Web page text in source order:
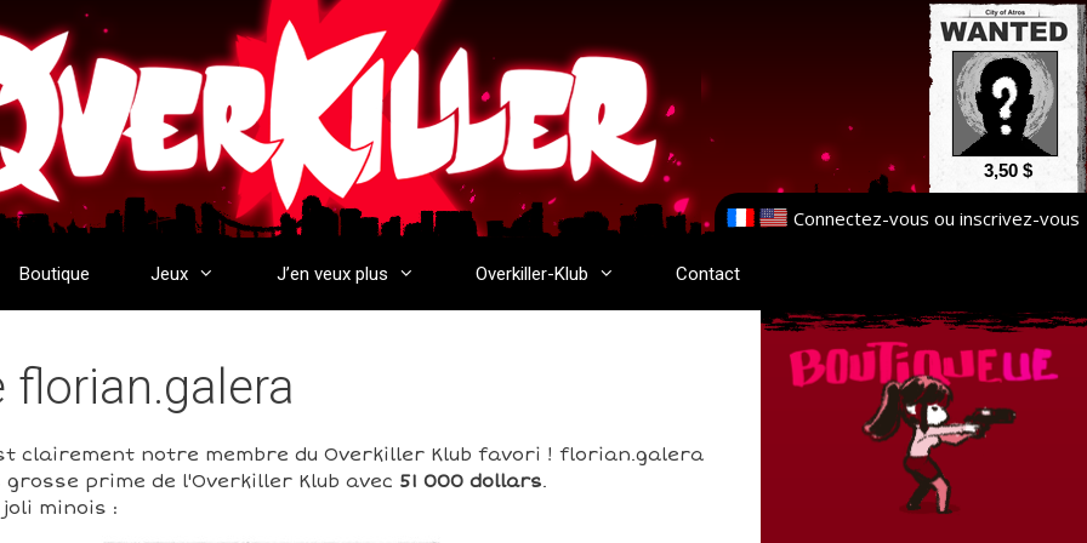
3,50 $
Connectez-vous ou inscrivez-vous
Boutique Jeux J’en veux plus Overkiller-Klub Contact
florian.galera
clairement notre membre du Overkiller Klub favori ! florian.galera
prime de l'Overkiller Klub avec 51 000 dollars.
minois :